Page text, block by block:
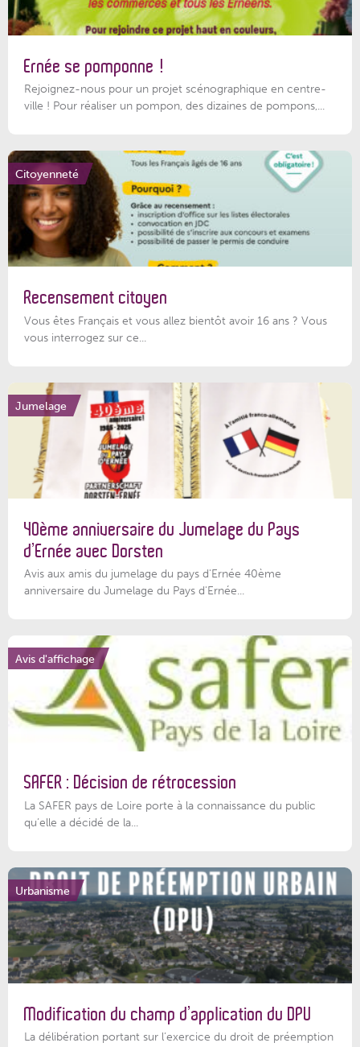
Ernée se pomponne !
Rejoignez-nous pour un projet scénographique en centre-
ville ! Pour réaliser un pompon, des dizaines de pompons,...
Citoyenneté
Recensement citoyen
Vous êtes Français et vous allez bientôt avoir 16 ans ? Vous
vous interrogez sur ce...
Jumelage
40ème anniversaire du Jumelage du Pays
d’Ernée avec Dorsten
Avis aux amis du jumelage du pays d'Ernée 40ème
anniversaire du Jumelage du Pays d'Ernée...
Avis d'affichage
SAFER : Décision de rétrocession
La SAFER pays de Loire porte à la connaissance du public
qu’elle a décidé de la...
Urbanisme
Modification du champ d’application du DPU
La délibération portant sur l’exercice du droit de préemption